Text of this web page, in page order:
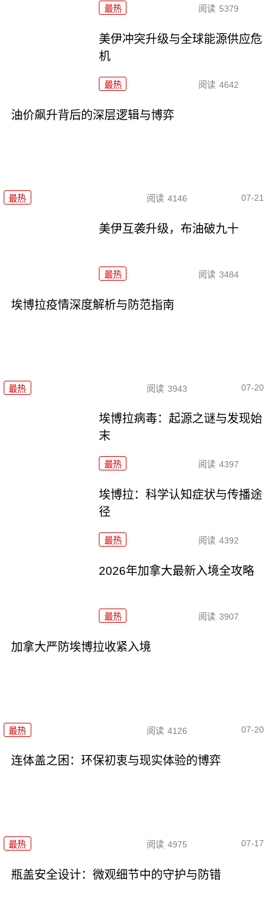
最热 阅读 5379
美伊冲突升级与全球能源供应危
机
最热 阅读 4642
油价飙升背后的深层逻辑与博弈
最热 阅读 4146 07-21
美伊互袭升级，布油破九十
最热 阅读 3484
埃博拉疫情深度解析与防范指南
最热 阅读 3943 07-20
埃博拉病毒：起源之谜与发现始
末
最热 阅读 4397
埃博拉：科学认知症状与传播途
径
最热 阅读 4392
2026年加拿大最新入境全攻略
最热 阅读 3907
加拿大严防埃博拉收紧入境
最热 阅读 4126 07-20
连体盖之困：环保初衷与现实体验的博弈
最热 阅读 4975 07-17
瓶盖安全设计：微观细节中的守护与防错